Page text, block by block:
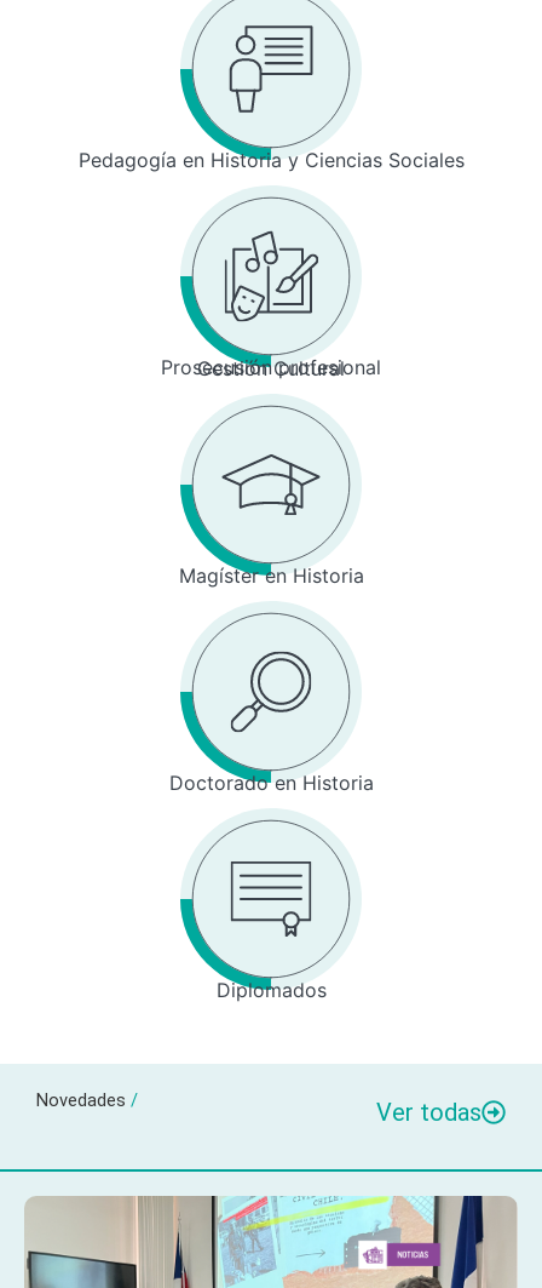
Pedagogía en Historia y Ciencias Sociales
Prosecusión profesional
Gestión Cultural
Magíster en Historia
Doctorado en Historia
Diplomados
Novedades / Ver todas